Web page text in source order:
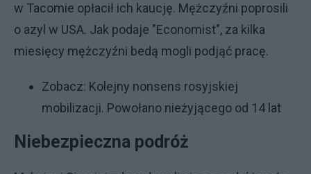
w Tacomie opłacił ich kaucję. Mężczyźni poprosili
o azyl w USA. Jak podaje "Economist", za kilka
miesięcy mężczyźni bedą mogli podjąć pracę.
Zobacz: Kolejny nonsens rosyjskiej
mobilizacji. Powołano nieżyjącego od 14 lat
Niebezpieczna podróż